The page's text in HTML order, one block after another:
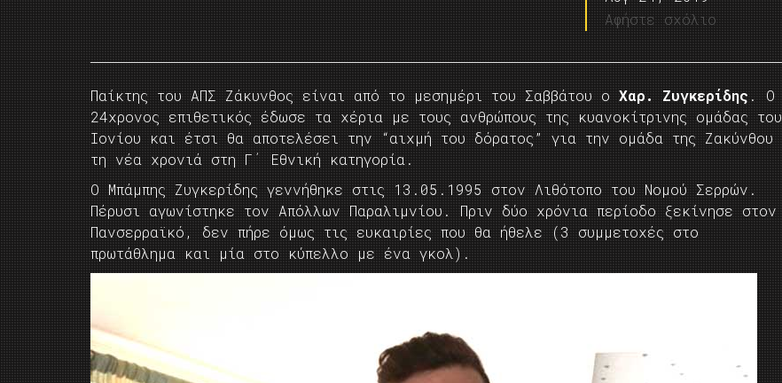
Αφήστε σχόλιο
Παίκτης του ΑΠΣ Ζάκυνθος είναι από το μεσημέρι του Σαββάτου ο Χαρ. Ζυγκερίδης . Ο
24χρονος επιθετικός έδωσε τα χέρια με τους ανθρώπους της κυανοκίτρινης ομάδας του
Ιονίου και έτσι θα αποτελέσει την “αιχμή του δόρατος” για την ομάδα της Ζακύνθου
τη νέα χρονιά στη Γ΄ Εθνική κατηγορία.
Ο Μπάμπης Ζυγκερίδης γεννήθηκε στις 13.05.1995 στον Λιθότοπο του Νομού Σερρών.
Πέρυσι αγωνίστηκε τον Απόλλων Παραλιμνίου. Πριν δύο χρόνια περίοδο ξεκίνησε στον
Πανσερραϊκό, δεν πήρε όμως τις ευκαιρίες που θα ήθελε (3 συμμετοχές στο
πρωτάθλημα και μία στο κύπελλο με ένα γκολ).